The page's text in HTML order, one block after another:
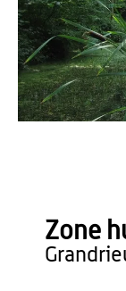
OT du Pays de
Zone